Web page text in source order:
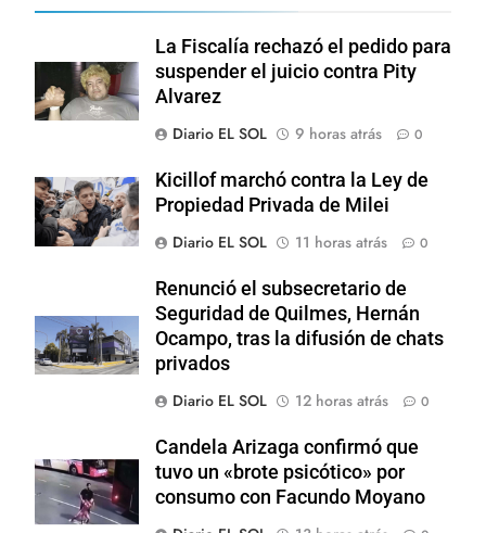
La Fiscalía rechazó el pedido para
suspender el juicio contra Pity
Alvarez
Diario EL SOL
9 horas atrás 0
Kicillof marchó contra la Ley de
Propiedad Privada de Milei
Diario EL SOL
11 horas atrás 0
Renunció el subsecretario de
Seguridad de Quilmes, Hernán
Ocampo, tras la difusión de chats
privados
Diario EL SOL
12 horas atrás 0
Candela Arizaga confirmó que
tuvo un «brote psicótico» por
consumo con Facundo Moyano